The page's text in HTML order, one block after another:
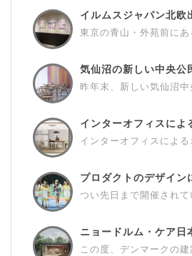
イルムスジャパン北欧
の...
東京の青山・外苑前にあ
気仙沼の新しい中央
昨年末、新しい気仙沼
インターオフィスによ
インターオフィスによ
プロダクトのデザイン
つい先日まで開催され
ニョードルム・ケア日
この度、デンマークの